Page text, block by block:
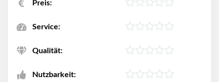
Preis:
Service:
Qualität:
Nutzbarkeit: